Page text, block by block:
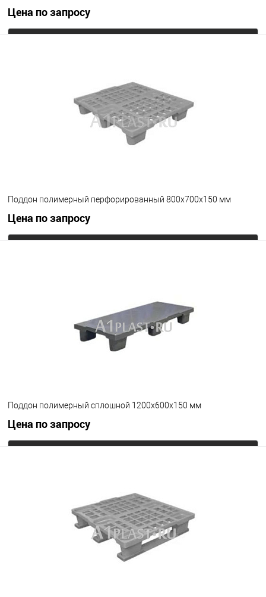
Цена по запросу
Поддон полимерный перфорированный 800х700х150 мм
Цена по запросу
Поддон полимерный сплошной 1200х600х150 мм
Цена по запросу